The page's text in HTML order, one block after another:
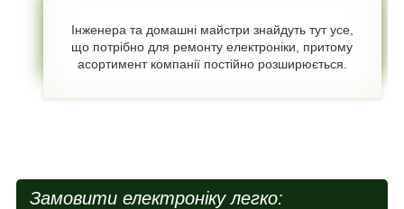
Інженера та домашні майстри знайдуть тут усе,
що потрібно для ремонту електроніки, притому
асортимент компанії постійно розширюється.
Замовити електроніку легко: